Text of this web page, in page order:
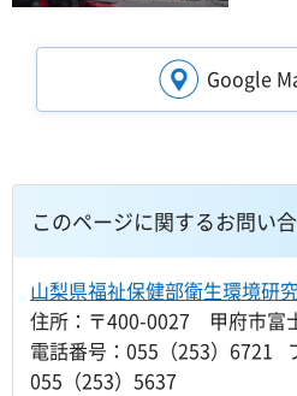
Google
このページに関するお問い
山梨県福祉保健部衛生環境研
住所：〒400-0027 甲府市富
電話番号：055（253）6721
055（253）5637